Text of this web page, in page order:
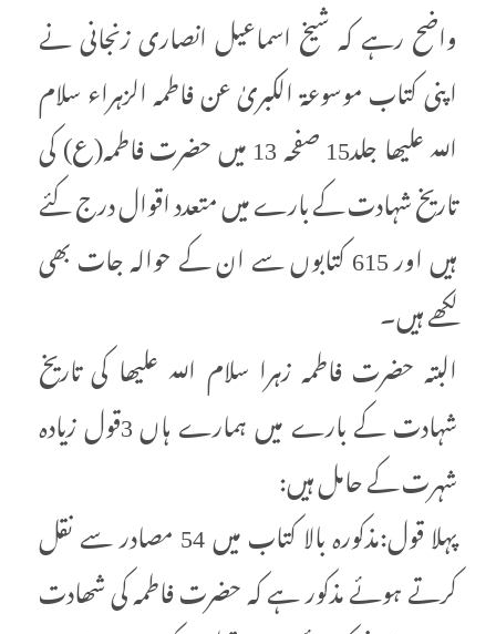
واضح رہے کہ شیخ اسماعیل انصاری زنجانی نے
اپنی کتاب موسوعۃ الکبریٰ عن فاطمہ الزہراء سلام
اللہ علیھا جلد15 صفحہ 13 میں حضرت فاطمہ(ع) کی
تاریخ شہادت کے بارے میں متعدد اقوال درج کئے
ہیں اور 615 کتابوں سے ان کے حوالہ جات بھی
لکھے ہیں۔
البتہ حضرت فاطمہ زہرا سلام اللہ علیھا کی تاریخ
شہادت کے بارے میں ہمارے ہاں 3قول زیادہ
شہرت کے حامل ہیں:
پہلا قول:مذکورہ بالا کتاب میں 54 مصادر سے نقل
کرتے ہوئے مذکور ہے کہ حضرت فاطمہ کی شھادت